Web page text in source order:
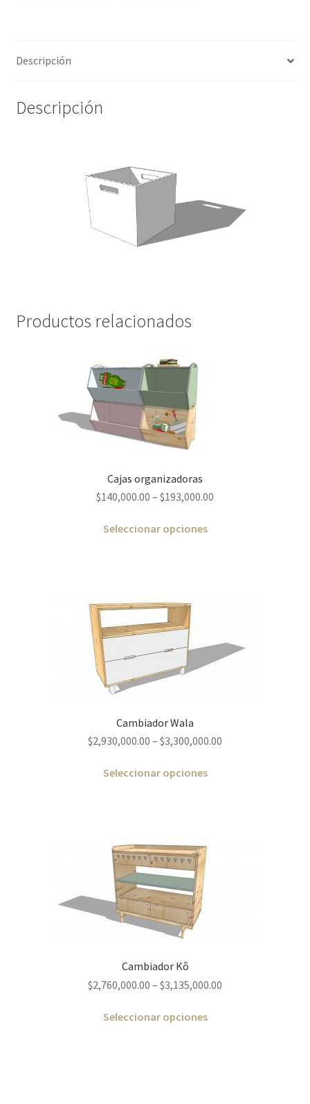
Descripción
Descripción
Productos relacionados
Cajas organizadoras
$140,000.00 – $193,000.00
Seleccionar opciones
Cambiador Wala
$2,930,000.00 – $3,300,000.00
Seleccionar opciones
Cambiador Kô
$2,760,000.00 – $3,135,000.00
Seleccionar opciones